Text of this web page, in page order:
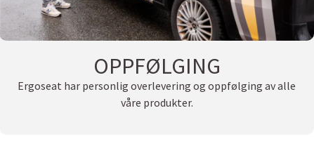
OPPFØLGING
Ergoseat har personlig overlevering og oppfølging av alle
våre produkter.